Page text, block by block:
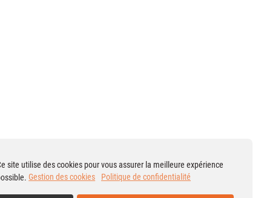
site utilise des cookies pour vous assurer la meilleure expérience
Gestion des cookies Politique de confidentialité